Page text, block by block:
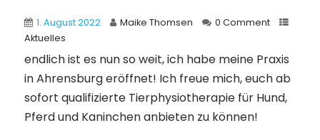
1. August 2022 Maike Thomsen
0 Comment
Aktuelles
endlich ist es nun so weit, ich habe meine Praxis
in Ahrensburg eröffnet! Ich freue mich, euch ab
sofort qualifizierte Tierphysiotherapie für Hund,
Pferd und Kaninchen anbieten zu können!